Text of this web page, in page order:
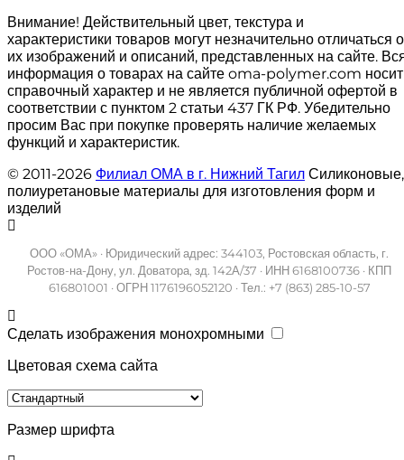
Внимание! Действительный цвет, текстура и
характеристики товаров могут незначительно отличаться
их изображений и описаний, представленных на сайте.
информация о товарах на сайте oma-polymer.com носит
справочный характер и не является публичной офертой в
соответствии с пунктом 2 статьи 437 ГК РФ. Убедительно
просим Вас при покупке проверять наличие желаемых
функций и характеристик.
© 2011-2026 Филиал ОМА в г. Нижний Тагил Силиконовые,
полиуретановые материалы для изготовления форм и
изделий
ООО «ОМА» · Юридический адрес: 344103, Ростовская область, г.
Ростов-на-Дону, ул. Доватора, зд. 142А/37 · ИНН 6168100736 · КПП
616801001 · ОГРН 1176196052120 · Тел.: +7 (863) 285-10-57
Сделать изображения монохромными
Цветовая схема сайта
Размер шрифта